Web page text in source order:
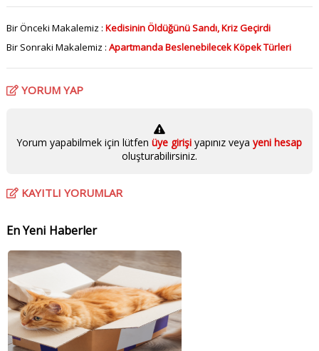
Bir Önceki Makalemiz : Kedisinin Öldüğünü Sandı, Kriz Geçirdi
Bir Sonraki Makalemiz : Apartmanda Beslenebilecek Köpek Türleri
YORUM YAP
Yorum yapabilmek için lütfenüye girişiyapınız veya yeni hesap
oluşturabilirsiniz.
KAYITLI YORUMLAR
En Yeni Haberler